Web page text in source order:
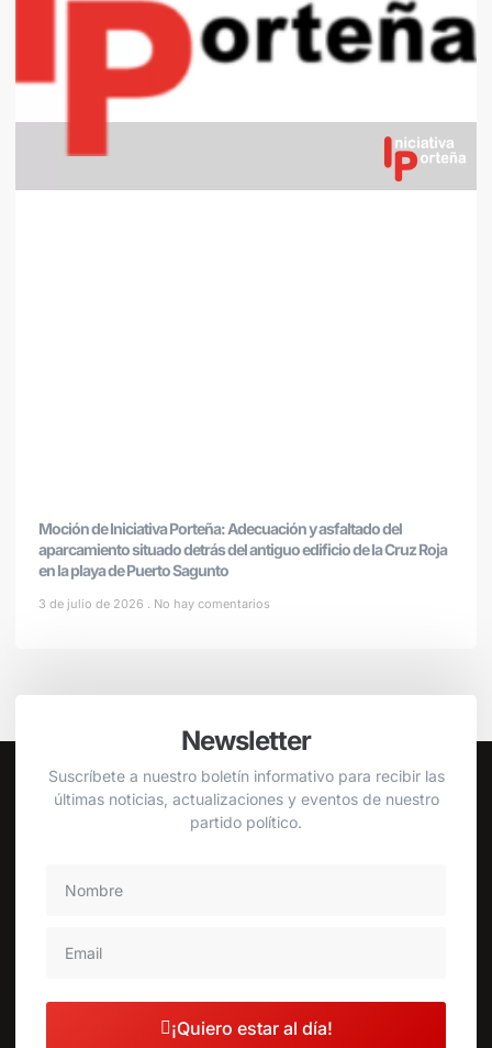
Moción de Iniciativa Porteña: Adecuación y asfaltado del
aparcamiento situado detrás del antiguo edificio de la Cruz Roja
en la playa de Puerto Sagunto
3 de julio de 2026 No hay comentarios
Newsletter
Suscríbete a nuestro boletín informativo para recibir las
últimas noticias, actualizaciones y eventos de nuestro
partido político.
¡Quiero estar al día!